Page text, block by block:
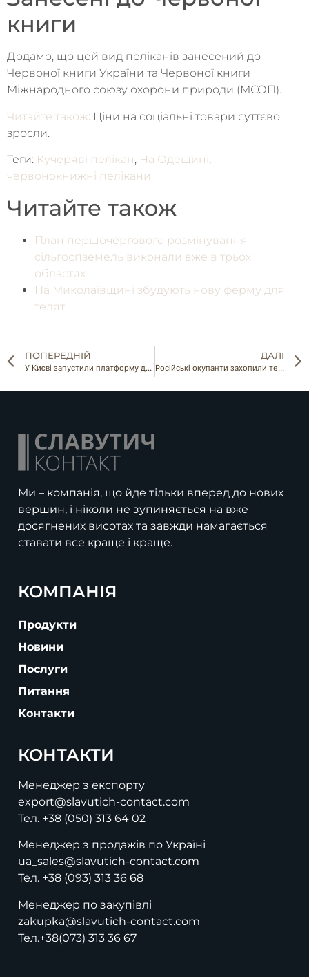
книги
Додамо, що цей вид пеліканів занесений до
Червоної книги України та Червоної книги
Міжнародного союзу охорони природи (МСОП).
Читайте також: Ціни на соціальні товари суттєво
зросли.
Теги: Кучеряві пелікан, На Одещині,
червонокнижні пелікани
Читайте також
План першочергового розмінування
сільгоспземель виконали вже в трьох
областях
На Миколаївщині збудують нову ферму для
телят
ПОПЕРЕДНІЙ
У Києві запустили платформу для підключення інтернету в укриттях
ДАЛІ
Російські окупанти захопили техпарк HarvEast
Ми – компанія, що йде тільки вперед до нових
вершин, і ніколи не зупиняється на вже
досягнених висотах та завжди намагається
ставати все краще і краще.
КОМПАНІЯ
Продукти
Новини
Послуги
Питання
Контакти
КОНТАКТИ
Менеджер з експорту
export@slavutich-contact.com
Тел. +38 (050) 313 64 02
Менеджер з продажів по Україні
ua_sales@slavutich-contact.com
Тел. +38 (093) 313 36 68
Менеджер по закупівлі
zakupka@slavutich-contact.com
Тел.+38(073) 313 36 67